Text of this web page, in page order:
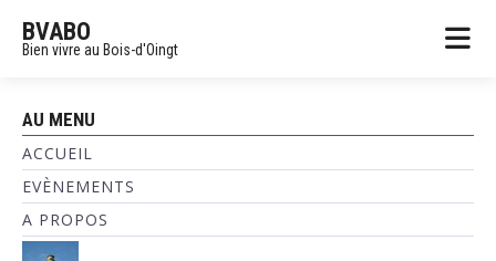
BVABO
Bien vivre au Bois-d'Oingt
AU MENU
ACCUEIL
EVÈNEMENTS
A PROPOS